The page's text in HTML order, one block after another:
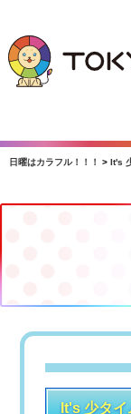
日曜はカラフル！！！ > It's
It's 少タイ